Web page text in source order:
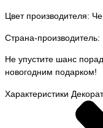
Цвет производителя:
Страна-
Не упустите шанс
новогодним подарком!
Характеристики